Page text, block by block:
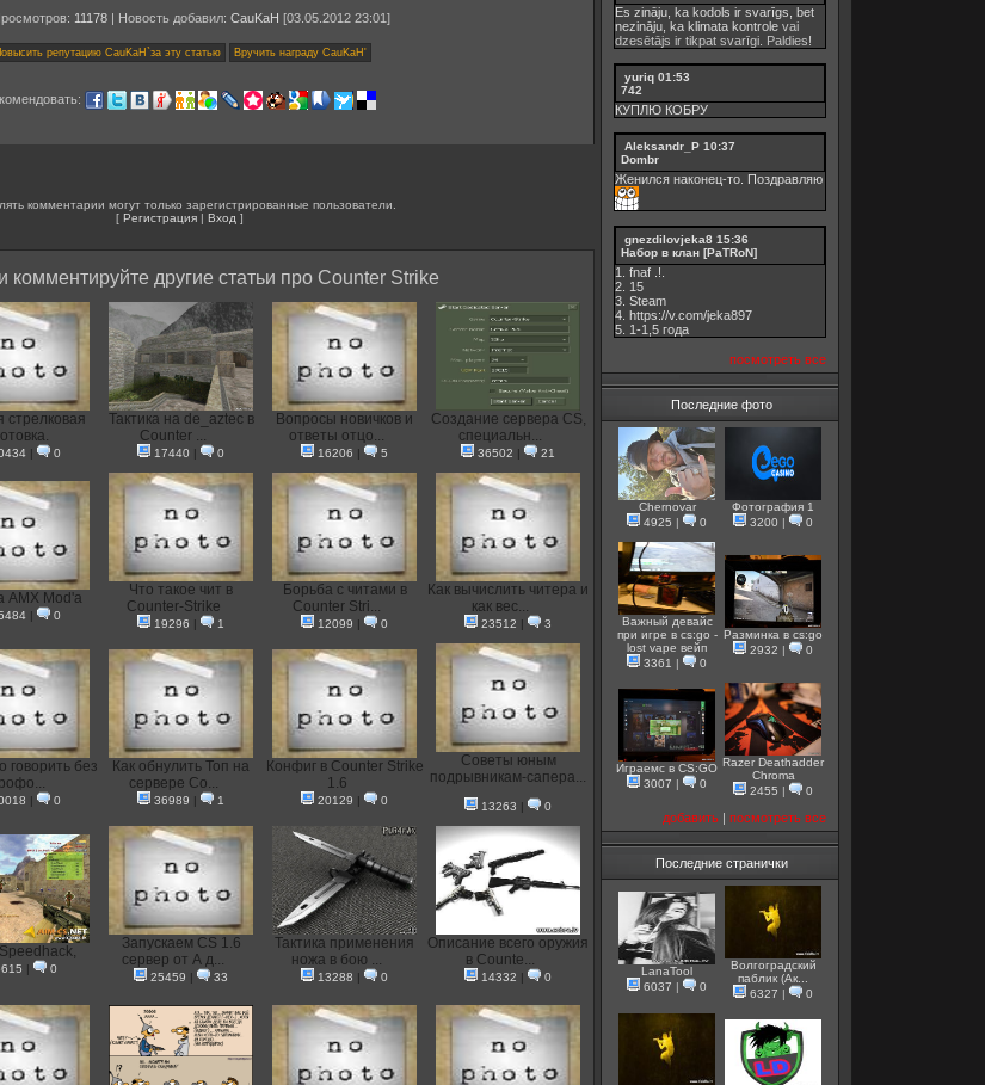
11178 | Новость добавил: CauKaH [03.05.2012 23:01]
комментарии могут только зарегистрированные пользователи.
[ Регистрация | Вход ]
комментируйте другие статьи про Counter Strike
стрелковая
| 0
Тактика на de_aztec в
Counter ...
17440 | 0
Вопросы новичков и
ответы отцо...
16206 | 5
Создание сервера CS,
специальн...
36502 | 21
AMX Mod'a
| 0
Что такое чит в
Counter-Strike
19296 | 1
Борьба с читами в
Counter Stri...
12099 | 0
Как вычислить читера и
как вес...
23512 | 3
говорить без
| 0
Как обнулить Топ на
сервере Co...
36989 | 1
Конфиг в Counter Strike
1.6
20129 | 0
Советы юным
подрывникам-сапера...
13263 | 0
| 0
Запускаем CS 1.6
сервер от А д...
25459 | 33
Тактика применения
ножа в бою ...
13288 | 0
Описание всего оружия
в Counte...
14332 | 0
Es zināju, ka kodols ir svarīgs, bet
nezināju, ka klimata kontrole vai
dzesētājs ir tikpat svarīgi. Paldies!
yuriq 01:53
742
КУПЛЮ КОБРУ
Aleksandr_P 10:37
Dombr
Женился наконец-то. Поздравляю
gnezdilovjeka8 15:36
Набор в клан [PaTRoN]
1. fnaf .!.
2. 15
3. Steam
4. https://v.com/jeka897
5. 1-1,5 годa
посмотреть все
Последние фото
Chernovar
4925 | 0
Фотография 1
3200 | 0
Важный девайс
при игре в cs:go -
lost vape вейп
3361 | 0
Разминка в cs:go
2932 | 0
Играемс в CS:GO
3007 | 0
Razer Deathadder
Chroma
2455 | 0
добавить | посмотреть все
Последние странички
LanaTool
6037 | 0
Волгоградский
паблик (Ак...
6327 | 0